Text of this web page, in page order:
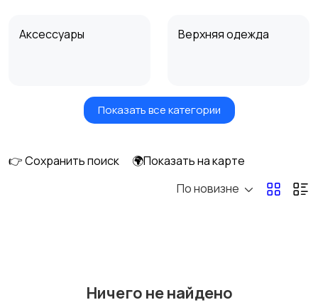
Аксессуары Верхняя одежда
Головные уборы Домашняя одежда
Нижнее белье
Показать все категории
👉 Сохранить поиск
🌍Показать на карте
По новизне
Ничего не найдено